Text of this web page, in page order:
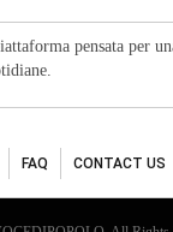
pensata per
FAQ CONTACT US